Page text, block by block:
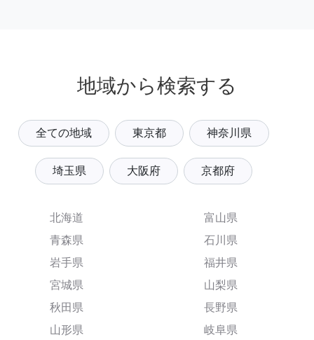
地域から検索する
全ての地域 東京都 神奈川県
埼玉県 大阪府 京都府
北海道
青森県
岩手県
宮城県
秋田県
山形県
富山県
石川県
福井県
山梨県
長野県
岐阜県